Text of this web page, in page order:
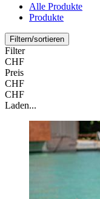
Alle Produkte
Produkte
Filtern/sortieren
Filter
CHF
Preis
CHF
CHF
Laden...